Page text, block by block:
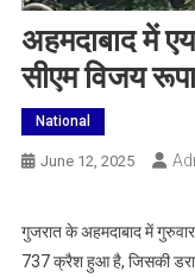
अहमदाबाद में
सीएम विजय
National
June 12, 2025
गुजरात के अहमदाबाद में
737 क्रैश हुआ है, जिसकी